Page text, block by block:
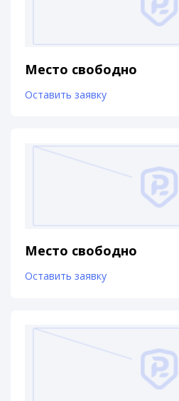
Место свободно
Оставить заявку
Место свободно
Оставить заявку